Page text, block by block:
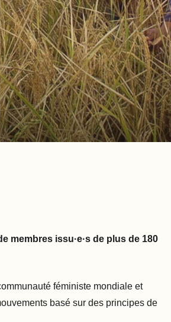
membres issu·e·s de plus de 180
féministe mondiale et
basé sur des principes de